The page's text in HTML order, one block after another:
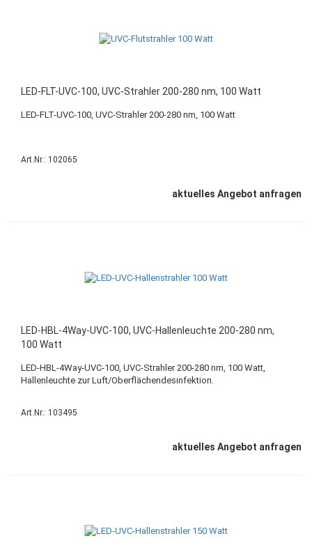
LED-FLT-UVC-100, UVC-Strahler 200-280 nm, 100 Watt
LED-FLT-UVC-100, UVC-Strahler 200-280 nm, 100 Watt
Art.Nr.: 102065
aktuelles Angebot anfragen
LED-HBL-4Way-UVC-100, UVC-Hallenleuchte 200-280 nm,
100 Watt
LED-HBL-4Way-UVC-100, UVC-Strahler 200-280 nm, 100 Watt,
Hallenleuchte zur Luft/Oberflächendesinfektion.
Art.Nr.: 103495
aktuelles Angebot anfragen